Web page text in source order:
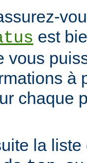
est
vous
à
chaque
la